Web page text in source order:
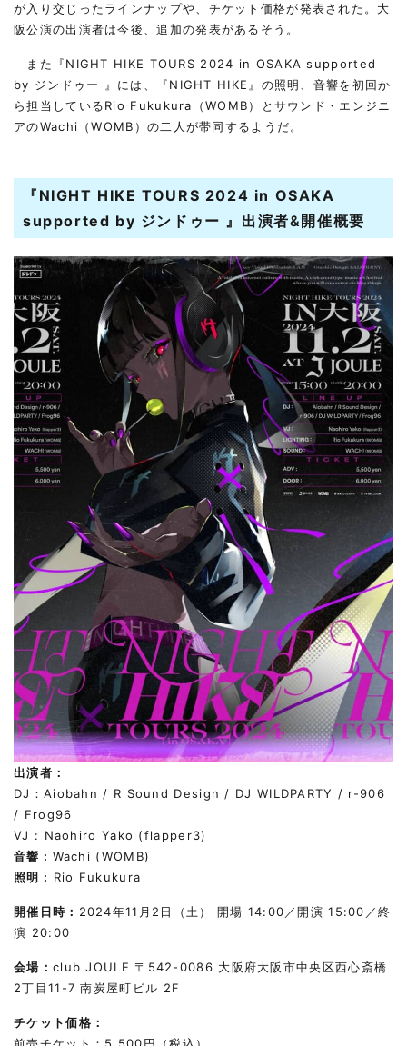
が入り交じったラインナップや、チケット価格が発表された。大
阪公演の出演者は今後、追加の発表があるそう。
また『NIGHT HIKE TOURS 2024 in OSAKA supported
by ジンドゥー 』には、『NIGHT HIKE』の照明、音響を初回か
ら担当しているRio Fukukura（WOMB）とサウンド・エンジニ
アのWachi（WOMB）の二人が帯同するようだ。
『NIGHT HIKE TOURS 2024 in OSAKA
supported by ジンドゥー 』 出演者&開催概要
出演者：
DJ：Aiobahn / R Sound Design / DJ WILDPARTY / r-906
/ Frog96
VJ : Naohiro Yako (flapper3)
音響 : Wachi (WOMB)
照明 : Rio Fukukura
開催日時： 2024年11月2日（土） 開場 14:00／開演 15:00／終
演 20:00
会場： club JOULE 〒542-0086 大阪府大阪市中央区西心斎橋
2丁目11-7 南炭屋町ビル 2F
チケット価格：